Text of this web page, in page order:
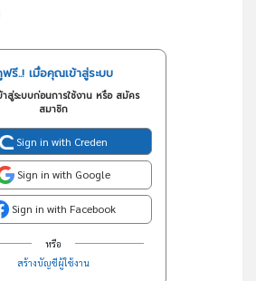
รี..! เมื่อคุณเข้าสู่ระบบ
สู่ระบบก่อนการใช้งาน หรือ สมัคร
สมาชิก
Sign in with Creden
Sign in with Google
Sign in with Facebook
หรือ
สร้างบัญชีผู้ใช้งาน